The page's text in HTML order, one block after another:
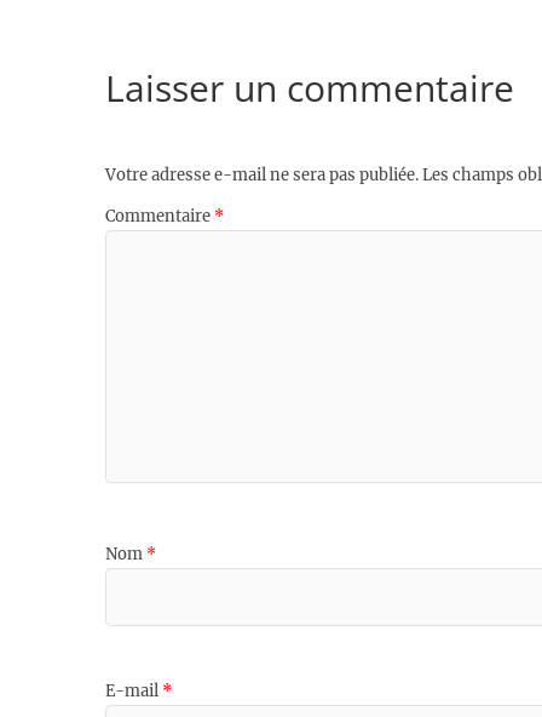
Laisser un commentaire
Votre adresse e-mail ne sera pas publiée.Les champs
Commentaire *
Nom *
E-mail *